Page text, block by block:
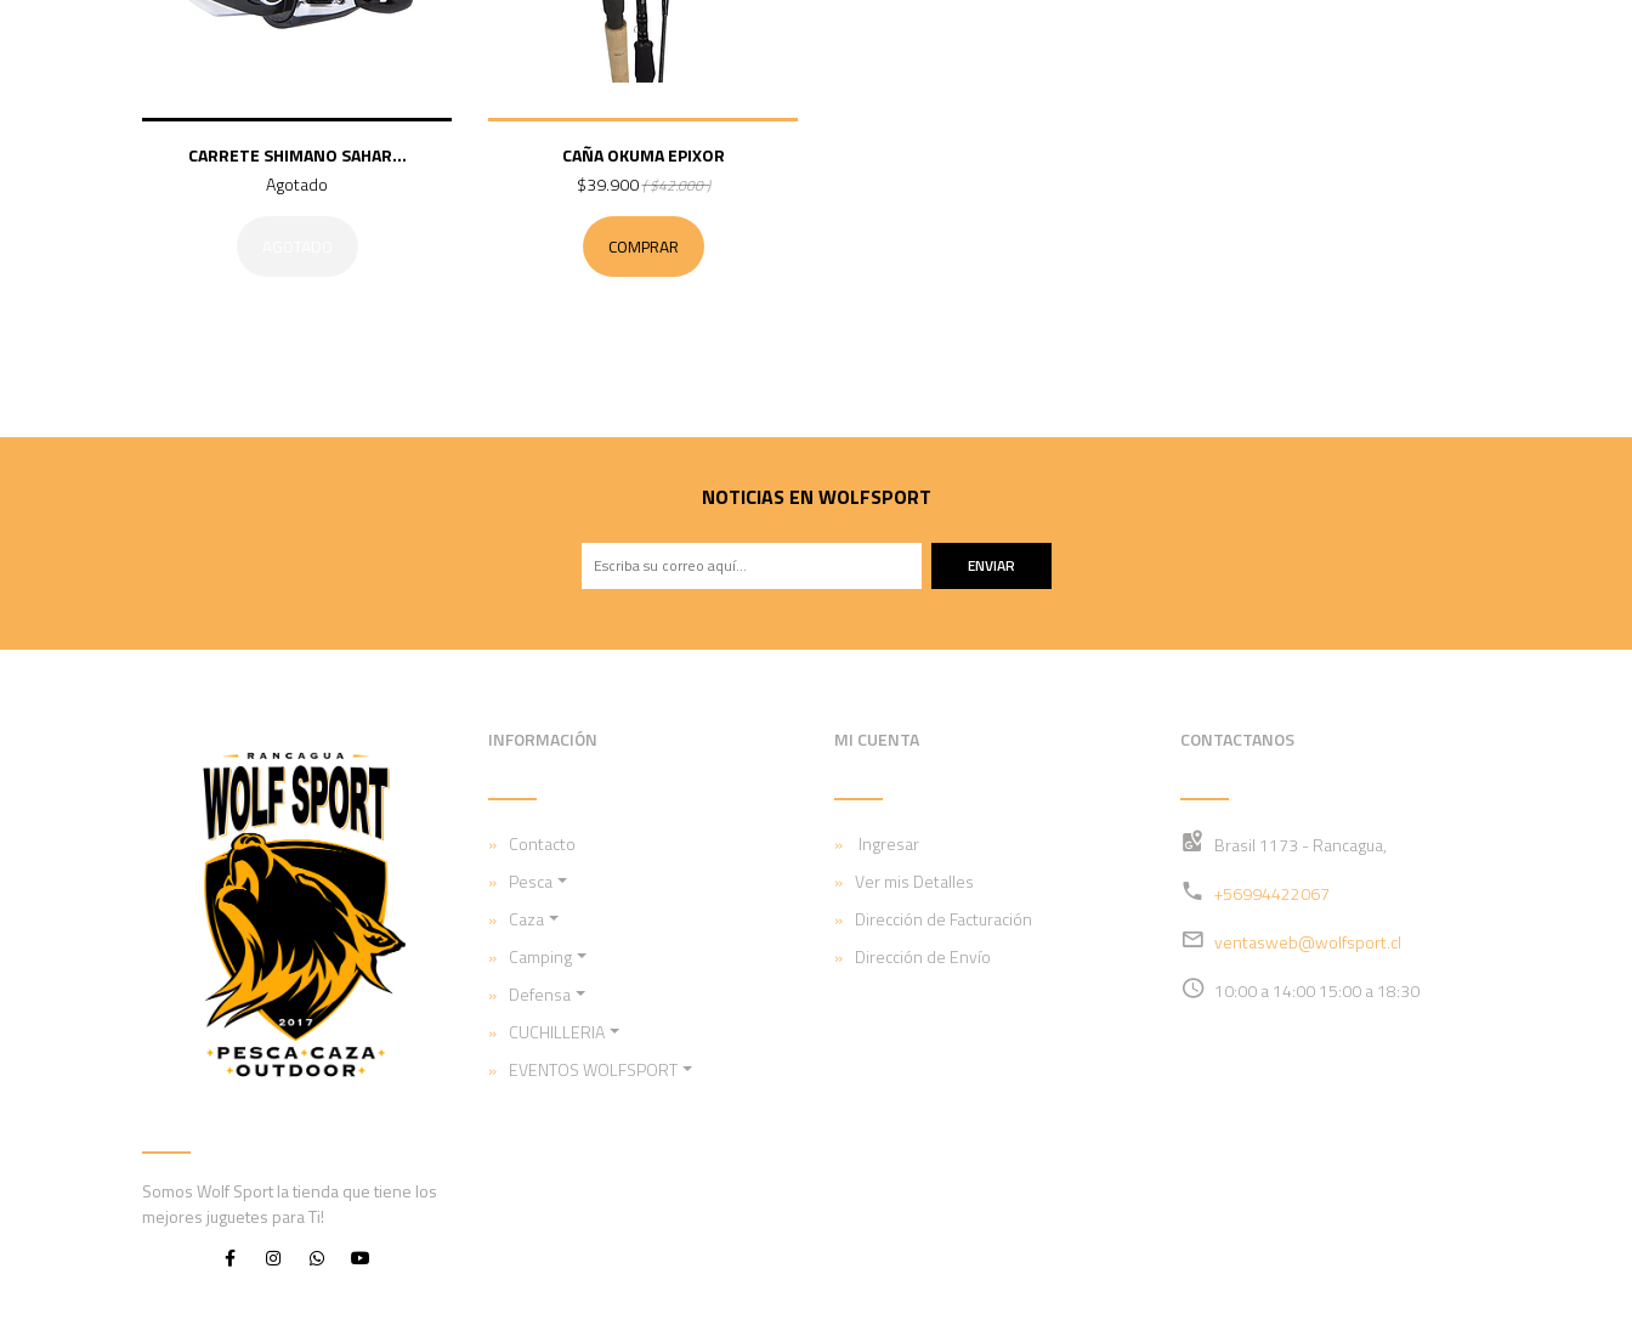
CARRETE SHIMANO SAHAR...
Agotado
CAÑA OKUMA EPIXOR
$39.900( $42.000 )
COMPRAR
NOTICIAS EN WOLFSPORT
ENVIAR
Somos Wolf Sport la tienda que tiene los
mejores juguetes para Ti!
INFORMACIÓN
Contacto
Pesca
Caza
Camping
Defensa
CUCHILLERIA
EVENTOS WOLFSPORT
MI CUENTA
Ingresar
Ver mis Detalles
Dirección de Facturación
Dirección de Envío
CONTACTANOS
Brasil 1173 - Rancagua,
+56994422067
ventasweb@wolfsport.cl
10:00 a 14:00 15:00 a 18:30